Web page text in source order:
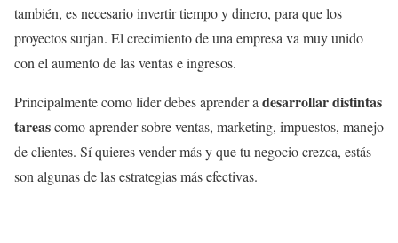
también, es necesario invertir tiempo y dinero, para que los
proyectos surjan. El crecimiento de una empresa va muy unido
con el aumento de las ventas e ingresos.
Principalmente como líder debes aprender a desarrollar distintas
tareascomo aprender sobre ventas, marketing, impuestos, manejo
de clientes. Sí quieres vender más y que tu negocio crezca, estás
son algunas de las estrategias más efectivas.